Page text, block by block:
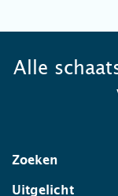
Alle
Zoeken
Uitgelicht